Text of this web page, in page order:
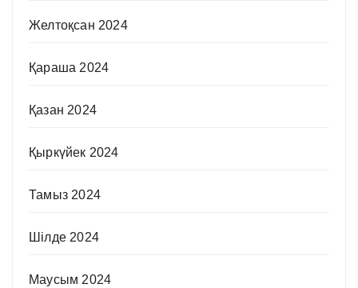
Желтоқсан 2024
Қараша 2024
Қазан 2024
Қыркүйек 2024
Тамыз 2024
Шілде 2024
Маусым 2024